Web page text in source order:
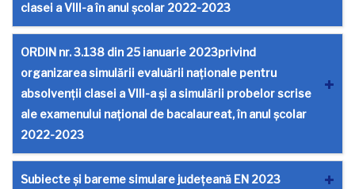
clasei a VIII-a în anul școlar 2022-2023
ORDIN nr. 3.138 din 25 ianuarie 2023privind
organizarea simulării evaluării naţionale pentru
absolvenţii clasei a VIII-a şi a simulării probelor scrise
ale examenului naţional de bacalaureat, în anul şcolar
2022-2023
Subiecte și bareme simulare județeană EN 2023